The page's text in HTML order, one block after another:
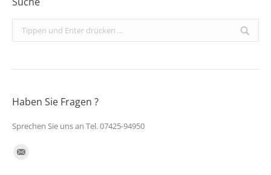
Search:
Haben Sie Fragen ?
Sprechen Sie uns an Tel. 07425-94950
Finden Sie uns auf: